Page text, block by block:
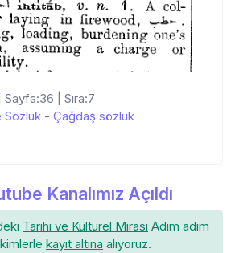
| Sıra:7
Sözlük - Çağdaş sözlük
Kanalımız Açıldı
Tarihi ve Kültürel Mirası Adım adım
kayıt altına alıyoruz.